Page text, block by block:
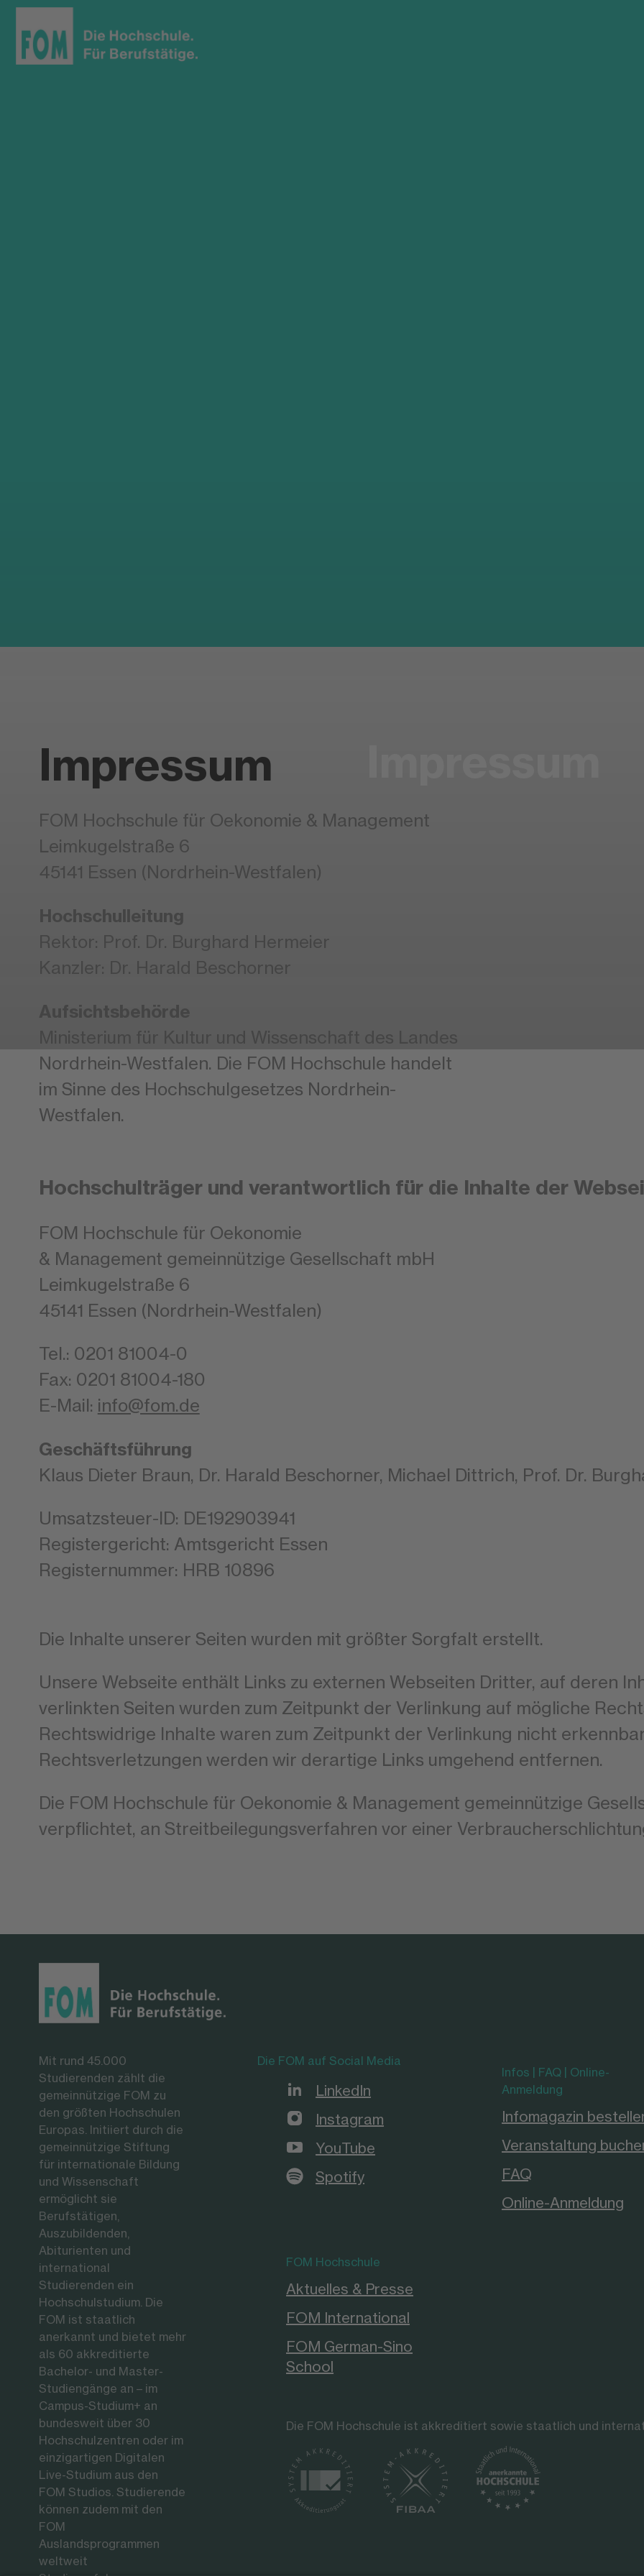
Impressum
FOM Hochschule für Oekonomie & Management
Leimkugelstraße 6
45141 Essen (Nordrhein-Westfalen)
Hochschulleitung
Rektor: Prof. Dr. Burghard Hermeier
Kanzler: Dr. Harald Beschorner
Aufsichtsbehörde
Nordrhein-Westfalen. Die FOM Hochschule handelt
im Sinne des Hochschulgesetzes Nordrhein-
Westfalen.
Hochschulträger und verantwortlich für die Inhalte der
FOM Hochschule für Oekonomie
& Management gemeinnützige Gesellschaft mbH
Leimkugelstraße 6
45141 Essen (Nordrhein-Westfalen)
Tel.: 0201 81004-0
Fax: 0201 81004-180
E-Mail: info@fom.de
Geschäftsführung
Klaus Dieter Braun, Dr. Harald Beschorner, Michael Dittrich, Prof. Dr.
Umsatzsteuer-ID: DE192903941
Registergericht: Amtsgericht Essen
Registernummer: HRB 10896
Die Inhalte unserer Seiten wurden mit größter Sorgfalt erstellt.
Unsere Webseite enthält Links zu externen Webseiten Dritter, auf deren
verlinkten Seiten wurden zum Zeitpunkt der Verlinkung auf mögliche
Rechtswidrige Inhalte waren zum Zeitpunkt der Verlinkung nicht
Rechtsverletzungen werden wir derartige Links umgehend entfernen.
Die FOM Hochschule für Oekonomie & Management gemeinnützige
verpflichtet, an Streitbeilegungsverfahren vor einer
Mit rund 45.000
Studierenden zählt die
gemeinnützige FOM zu
den größten Hochschulen
Europas. Initiiert durch die
gemeinnützige Stiftung
für internationale Bildung
und Wissenschaft
ermöglicht sie
Berufstätigen,
Auszubildenden,
Abiturienten und
international
Studierenden ein
Hochschulstudium. Die
FOM ist staatlich
anerkannt und bietet mehr
als 60 akkreditierte
Bachelor- und Master-
Studiengänge an – im
Campus-Studium+ an
bundesweit über 30
Hochschulzentren oder im
einzigartigen Digitalen
Live-Studium aus den
FOM Studios. Studierende
können zudem mit den
FOM
Auslandsprogrammen
weltweit
Die FOM auf Social Media
LinkedIn
Instagram
YouTube
Spotify
Infos | FAQ | Online-
Anmeldung
Infomagazin
Veranstaltung
FAQ
Online-Anmeldung
FOM Hochschule
Aktuelles & Presse
FOM International
FOM German-Sino
School
Die FOM Hochschule ist akkreditiert sowie staatlich und